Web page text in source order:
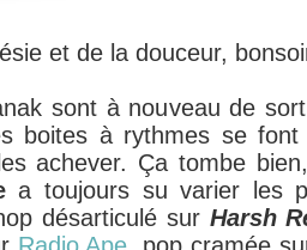
et de la douceur,
sont à nouveau de
boites à rythmes se
achever. Ça tombe
a toujours su varier les
désarticulé sur Harsh